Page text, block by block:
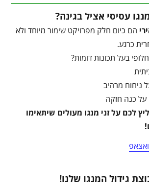
עסיסי אציל בגינה?
הם כיום חלק מפרויקט שימור מיוחד ולא
כרגע.
בעל תכונות דומות?
ניחוח מרהיב
על כנה חזקה
לכם על זני מנגו מעולים שיתאימו
גידול המנגו שלנו!